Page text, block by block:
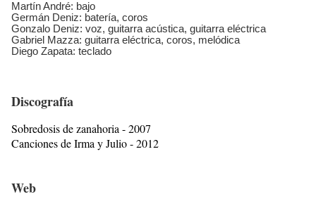
Martín André: bajo
Germán Deniz: batería, coros
Gonzalo Deniz: voz, guitarra acústica, guitarra eléctrica
Gabriel Mazza: guitarra eléctrica, coros, melódica
Diego Zapata: teclado
Discografía
Sobredosis de zanahoria - 2007
Canciones de Irma y Julio - 2012
Web